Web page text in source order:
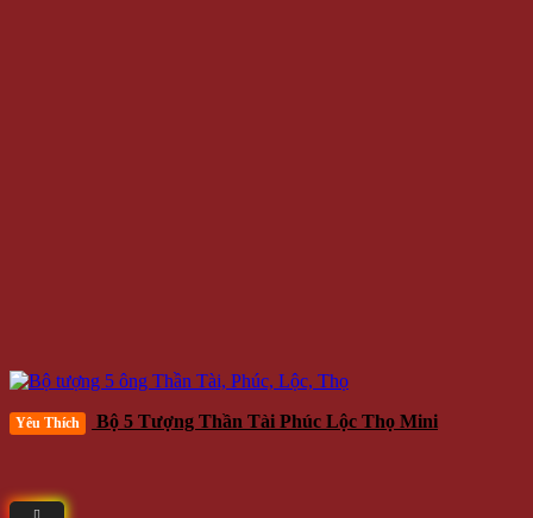
Yêu Thích Bộ 5 Tượng Thần Tài Phúc Lộc Thọ Mini